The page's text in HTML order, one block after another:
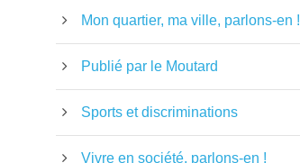
Mon quartier, ma ville, parlons-en !
Publié par le Moutard
Sports et discriminations
Vivre en société, parlons-en !